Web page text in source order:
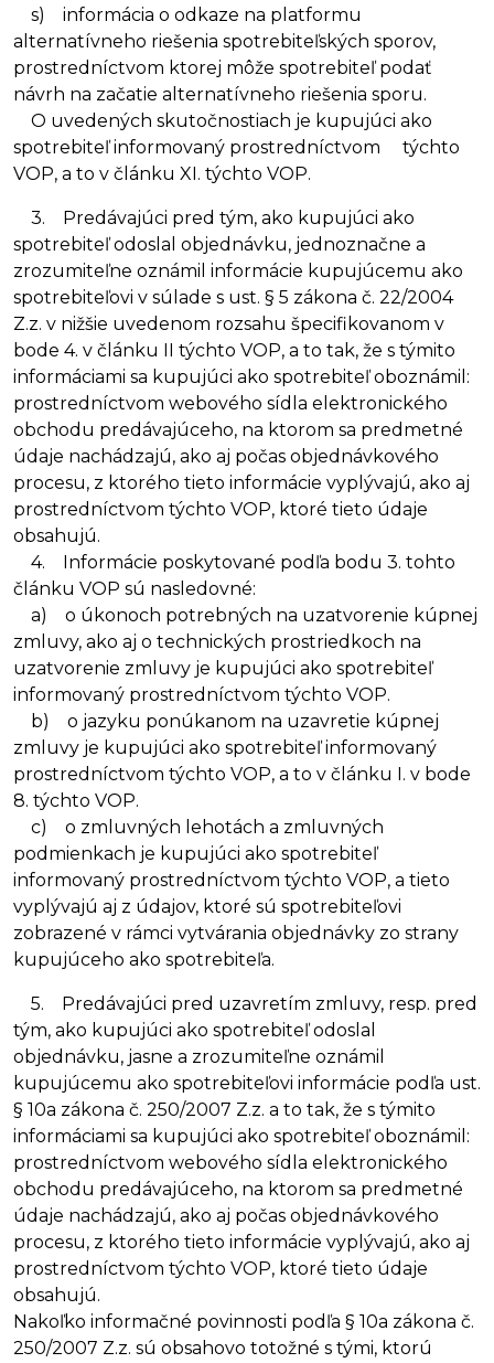
s) informácia o odkaze na platformu
alternatívneho riešenia spotrebiteľských sporov,
prostredníctvom ktorej môže spotrebiteľ podať
návrh na začatie alternatívneho riešenia sporu.
O uvedených skutočnostiach je kupujúci ako
spotrebiteľ informovaný prostredníctvom týchto
VOP, a to v článku XI. týchto VOP.
3. Predávajúci pred tým, ako kupujúci ako
spotrebiteľ odoslal objednávku, jednoznačne a
zrozumiteľne oznámil informácie kupujúcemu ako
spotrebiteľovi v súlade s ust. § 5 zákona č. 22/2004
Z.z. v nižšie uvedenom rozsahu špecifikovanom v
bode 4. v článku II týchto VOP, a to tak, že s týmito
informáciami sa kupujúci ako spotrebiteľ oboznámil:
prostredníctvom webového sídla elektronického
obchodu predávajúceho, na ktorom sa predmetné
údaje nachádzajú, ako aj počas objednávkového
procesu, z ktorého tieto informácie vyplývajú, ako aj
prostredníctvom týchto VOP, ktoré tieto údaje
obsahujú.
4. Informácie poskytované podľa bodu 3. tohto
článku VOP sú nasledovné:
a) o úkonoch potrebných na uzatvorenie kúpnej
zmluvy, ako aj o technických prostriedkoch na
uzatvorenie zmluvy je kupujúci ako spotrebiteľ
informovaný prostredníctvom týchto VOP.
b) o jazyku ponúkanom na uzavretie kúpnej
zmluvy je kupujúci ako spotrebiteľ informovaný
prostredníctvom týchto VOP, a to v článku I. v bode
8. týchto VOP.
c) o zmluvných lehotách a zmluvných
podmienkach je kupujúci ako spotrebiteľ
informovaný prostredníctvom týchto VOP, a tieto
vyplývajú aj z údajov, ktoré sú spotrebiteľovi
zobrazené v rámci vytvárania objednávky zo strany
kupujúceho ako spotrebiteľa.
5. Predávajúci pred uzavretím zmluvy, resp. pred
tým, ako kupujúci ako spotrebiteľ odoslal
objednávku, jasne a zrozumiteľne oznámil
kupujúcemu ako spotrebiteľovi informácie podľa ust.
§ 10a zákona č. 250/2007 Z.z. a to tak, že s týmito
informáciami sa kupujúci ako spotrebiteľ oboznámil:
prostredníctvom webového sídla elektronického
obchodu predávajúceho, na ktorom sa predmetné
údaje nachádzajú, ako aj počas objednávkového
procesu, z ktorého tieto informácie vyplývajú, ako aj
prostredníctvom týchto VOP, ktoré tieto údaje
obsahujú.
Nakoľko informačné povinnosti podľa § 10a zákona č.
250/2007 Z.z. sú obsahovo totožné s tými, ktorú